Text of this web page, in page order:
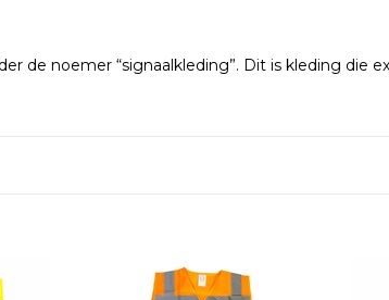
de noemer “signaalkleding”. Dit is kleding die